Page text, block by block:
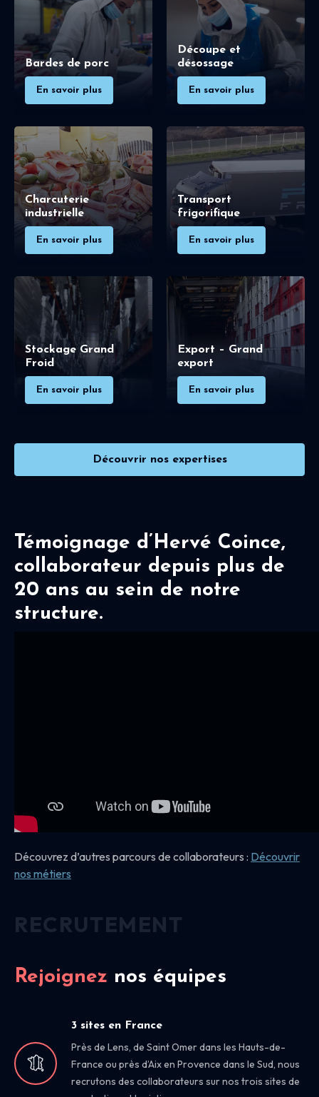
Bardes de porc
En savoir plus
Découpe et
désossage
En savoir plus
Charcuterie
industrielle
En savoir plus
Transport
frigorifique
En savoir plus
Stockage Grand
Froid
En savoir plus
Export – Grand
export
En savoir plus
Découvrir nos expertises
Témoignage d’Hervé Coince,
collaborateur depuis plus de
20 ans au sein de notre
structure.
Découvrez d’autres parcours de collaborateurs : Découvrir
nos métiers
Rejoignez nos équipes
3 sites en France
Près de Lens, de Saint Omer dans les Hauts-de-
France ou près d’Aix en Provence dans le Sud, nous
recrutons des collaborateurs sur nos trois sites de
RECRUTEMENT